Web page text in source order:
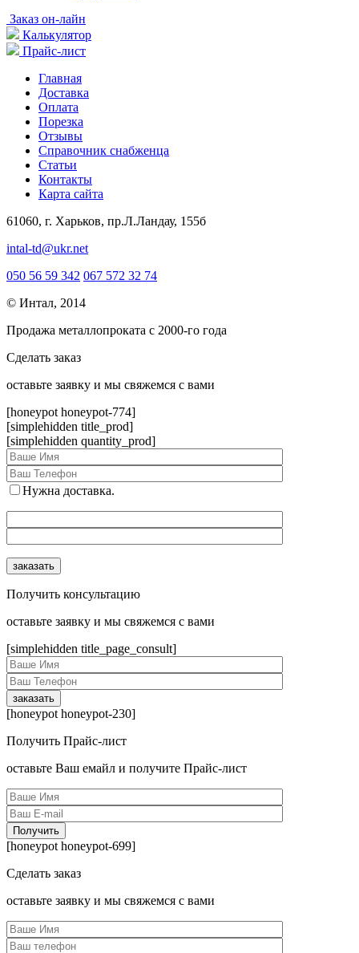
Заказ он-лайн
Калькулятор
Прайс-лист
Главная
Доставка
Оплата
Порезка
Отзывы
Справочник снабженца
Статьи
Контакты
Карта сайта
61060, г. Харьков, пр.Л.Ландау, 155б
intal-td@ukr.net
050 56 59 342 067 572 32 74
© Интал, 2014
Продажа металлопроката с 2000-го года
Сделать заказ
оcтавьте заявку и мы свяжемся с вами
[honeypot honeypot-774]
[simplehidden title_prod]
[simplehidden quantity_prod]
Нужна доставка.
Получить консультацию
оcтавьте заявку и мы свяжемся с вами
[simplehidden title_page_consult]
[honeypot honeypot-230]
Получить Прайс-лист
оcтавьте Ваш емайл и получите Прайс-лист
[honeypot honeypot-699]
Сделать заказ
оcтавьте заявку и мы свяжемся с вами